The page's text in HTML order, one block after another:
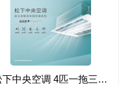
松下中央空调 4匹一拖三（CU-ME36BS6N） 标准款